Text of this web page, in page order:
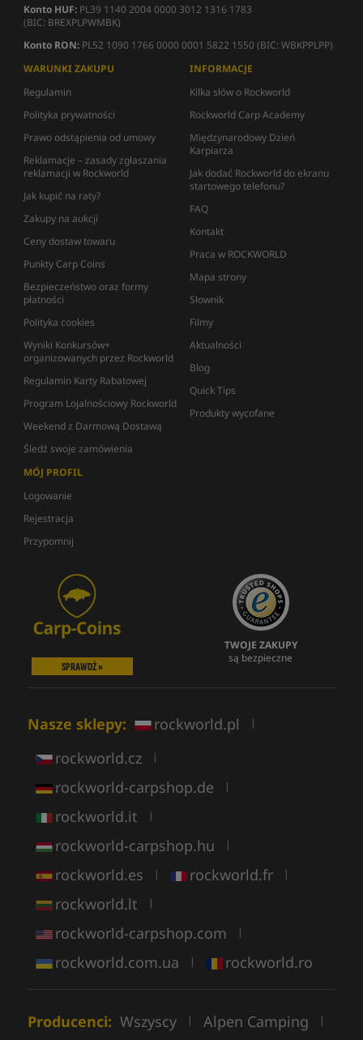
Konto HUF: PL39 1140 2004 0000 3012 1316 1783
(BIC: BREXPLPWMBK)
Konto RON: PL52 1090 1766 0000 0001 5822 1550 (BIC: WBKPPLPP)
WARUNKI ZAKUPU
Regulamin
Polityka prywatności
Prawo odstąpienia od umowy
Reklamacje – zasady zgłaszania
reklamacji w Rockworld
Jak kupić na raty?
Zakupy na aukcji
Ceny dostaw towaru
Punkty Carp Coins
Bezpieczeństwo oraz formy
płatności
Polityka cookies
Wyniki Konkursów+
organizowanych przez Rockworld
Regulamin Karty Rabatowej
Program Lojalnościowy Rockworld
Weekend z Darmową Dostawą
Śledź swoje zamówienia
INFORMACJE
Kilka słów o Rockworld
Rockworld Carp Academy
Międzynarodowy Dzień
Karpiarza
Jak dodać Rockworld do ekranu
startowego telefonu?
FAQ
Kontakt
Praca w ROCKWORLD
Mapa strony
Słownik
Filmy
Aktualności
Blog
Quick Tips
Produkty wycofane
MÓJ PROFIL
Logowanie
Rejestracja
Przypomnij
SPRAWDŹ »
TWOJE ZAKUPY
są bezpieczne
Nasze sklepy: rockworld.pl |
rockworld.cz |
rockworld-carpshop.de |
rockworld.it |
rockworld-carpshop.hu |
rockworld.es | rockworld.fr |
rockworld.lt |
rockworld-carpshop.com |
rockworld.com.ua | rockworld.ro
Producenci: Wszyscy | Alpen Camping |